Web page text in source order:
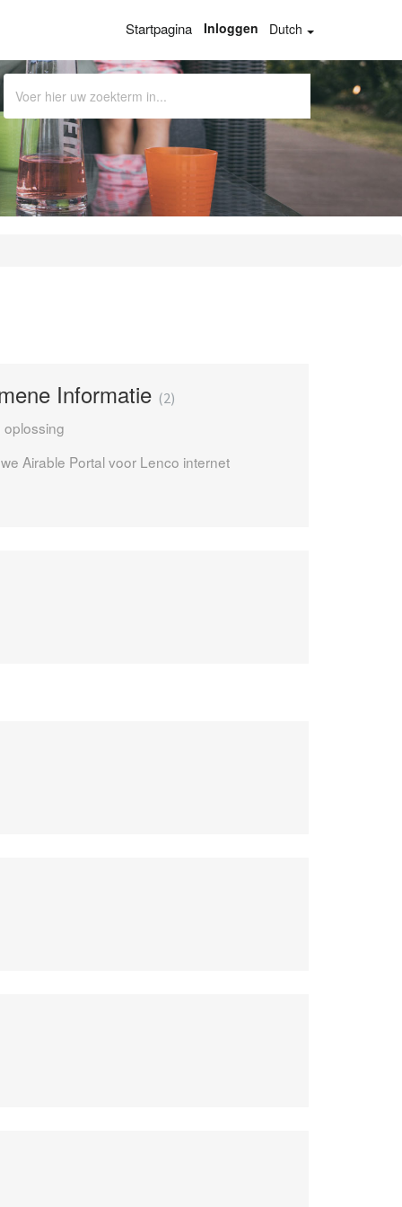
Startpagina Dutch
Inloggen
Informatie 2
oplossing
Airable Portal voor Lenco internet